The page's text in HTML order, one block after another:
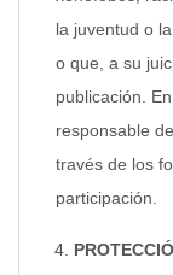
la juventud o
o que, a su
publicación.
responsable
través de los
participación.